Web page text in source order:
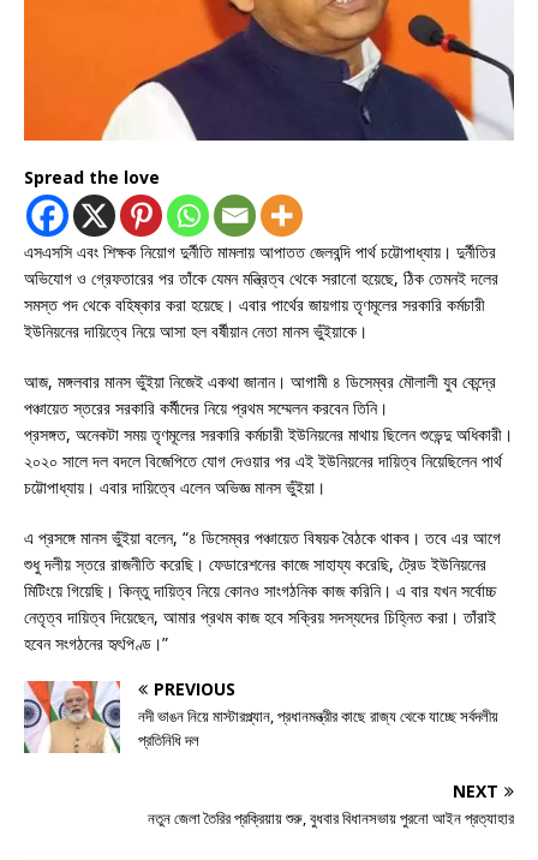
Spread the love
এসএসসি এবং শিক্ষক নিয়োগ দুর্নীতি মামলায় আপাতত জেলবন্দি পার্থ চট্টোপাধ্যায়। দুর্নীতির
অভিযোগ ও গ্রেফতারের পর তাঁকে যেমন মন্ত্রিত্ব থেকে সরানো হয়েছে, ঠিক তেমনই দলের
সমস্ত পদ থেকে বহিষ্কার করা হয়েছে। এবার পার্থের জায়গায় তৃণমূলের সরকারি কর্মচারী
ইউনিয়নের দায়িত্বে নিয়ে আসা হল বর্ষীয়ান নেতা মানস ভুঁইয়াকে।
আজ, মঙ্গলবার মানস ভুঁইয়া নিজেই একথা জানান। আগামী ৪ ডিসেম্বর মৌলালী যুব কেন্দ্রে
পঞ্চায়েত স্তরের সরকারি কর্মীদের নিয়ে প্রথম সম্মেলন করবেন তিনি।
প্রসঙ্গত, অনেকটা সময় তৃণমূলের সরকারি কর্মচারী ইউনিয়নের মাথায় ছিলেন শুভেন্দু অধিকারী।
২০২০ সালে দল বদলে বিজেপিতে যোগ দেওয়ার পর এই ইউনিয়নের দায়িত্ব নিয়েছিলেন পার্থ
চট্টোপাধ্যায়। এবার দায়িত্বে এলেন অভিজ্ঞ মানস ভুঁইয়া।
এ প্রসঙ্গে মানস ভুঁইয়া বলেন, “৪ ডিসেম্বর পঞ্চায়েত বিষয়ক বৈঠকে থাকব। তবে এর আগে
শুধু দলীয় স্তরে রাজনীতি করেছি। ফেডারেশনের কাজে সাহায্য করেছি, ট্রেড ইউনিয়নের
মিটিংয়ে গিয়েছি। কিন্তু দায়িত্ব নিয়ে কোনও সাংগঠনিক কাজ করিনি। এ বার যখন সর্বোচ্চ
নেতৃত্ব দায়িত্ব দিয়েছেন, আমার প্রথম কাজ হবে সক্রিয় সদস্যদের চিহ্নিত করা। তাঁরাই
হবেন সংগঠনের হৃৎপিণ্ড।”
PREVIOUS
নদী ভাঙন নিয়ে মাস্টারপ্ল্যান, প্রধানমন্ত্রীর কাছে রাজ্য থেকে যাচ্ছে সর্বদলীয়
প্রতিনিধি দল
NEXT
নতুন জেলা তৈরির প্রক্রিয়ায় শুরু, বুধবার বিধানসভায় পুরনো আইন প্রত্যাহার